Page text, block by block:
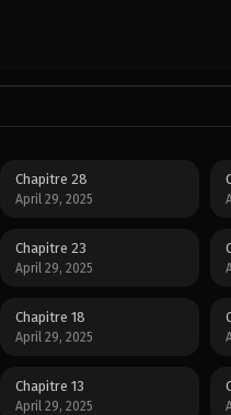
Chapitre 28
April 29, 2025
Chapitre 23
April 29, 2025
Chapitre 18
April 29, 2025
Chapitre 13
April 29, 2025